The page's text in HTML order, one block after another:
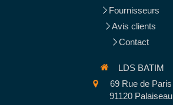
Fournisseurs
Avis clients
Contact
LDS BATIM
69 Rue de Paris
91120 Palaiseau